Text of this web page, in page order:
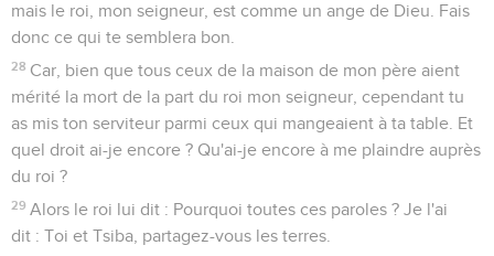
mais le roi, mon seigneur, est comme un ange de Dieu. Fais
donc ce qui te semblera bon.
28 Car, bien que tous ceux de la maison de mon père aient
mérité la mort de la part du roi mon seigneur, cependant tu
as mis ton serviteur parmi ceux qui mangeaient à ta table. Et
quel droit ai-je encore ? Qu'ai-je encore à me plaindre auprès
du roi ?
29 Alors le roi lui dit : Pourquoi toutes ces paroles ? Je l'ai
dit : Toi et Tsiba, partagez-vous les terres.